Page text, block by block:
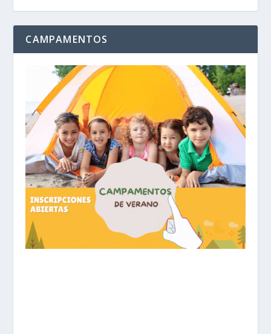
CAMPAMENTOS